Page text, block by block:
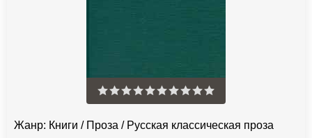
Жанр: Книги / Проза / Русская классическая проза